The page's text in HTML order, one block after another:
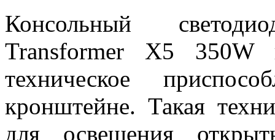
Консольный
Transformer X5 350W
техническое
кронштейне. Такая
для освещения